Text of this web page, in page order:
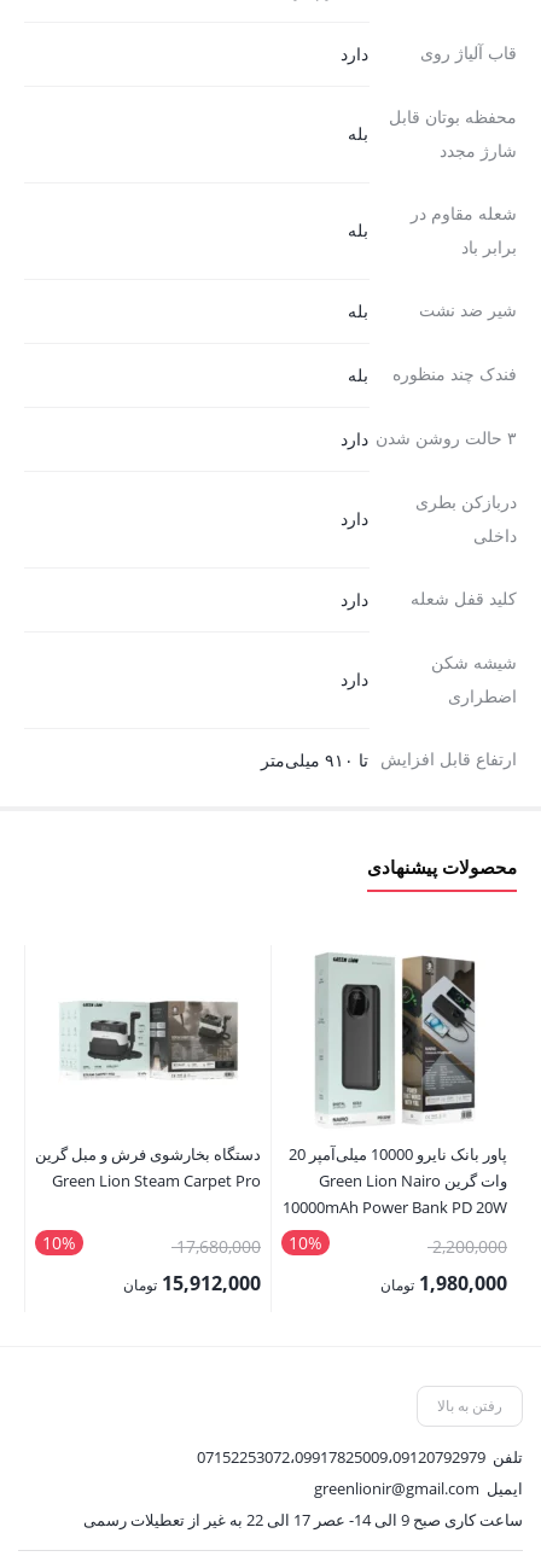
قاب آلیاژ روی دارد
محفظه بوتان قابل
شارژ مجدد
بله
شعله مقاوم در
برابر باد
بله
شیر ضد نشت بله
فندک چند منظوره بله
۳ حالت روشن شدن دارد
دربازکن بطری
داخلی
دارد
کلید قفل شعله دارد
شیشه شکن
اضطراری
دارد
ارتفاع قابل افزایش تا ۹۱۰ میلی‌متر
محصولات پیشنهادی
پاور بانک نایرو 10000 میلی‌آمپر 20
وات گرین Green Lion Nairo
10000mAh Power Bank PD 20W
10% 2,200,000قیمت
اصلی:1,980,000 تومان
1,980,000 تومان.
دستگاه بخارشوی فرش و مبل گرین
Green Lion Steam Carpet Pro
10% 17,680,000قیمت
اصلی:15,912,000 تومان
رفتن به بالا
تلفن 07152253072،09917825009،09120792979
ایمیل greenlionir@gmail.com
ساعت کاری صبح 9 الی 14- عصر 17 الی 22 به غیر از تعطیلات رسمی